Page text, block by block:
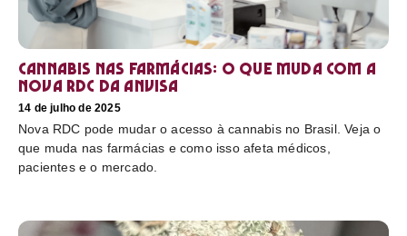
Cannabis nas farmácias: o que muda com a
nova RDC da Anvisa
14 de julho de 2025
Nova RDC pode mudar o acesso à cannabis no Brasil. Veja o
que muda nas farmácias e como isso afeta médicos,
pacientes e o mercado.